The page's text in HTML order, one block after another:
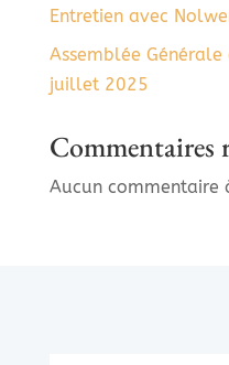
Entretien avec
Assemblée Générale
juillet 2025
Commentaires
Aucun commentaire